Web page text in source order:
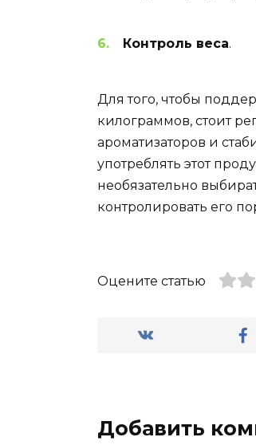
Контроль веса.
Для того, чтобы
килограммов, стоит
ароматизаторов и
употреблять этот
необязательно
контролировать его
Оцените статью
Добавить